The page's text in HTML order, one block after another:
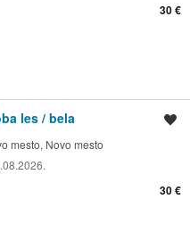
30 €
les / bela
mesto, Novo mesto
30 €